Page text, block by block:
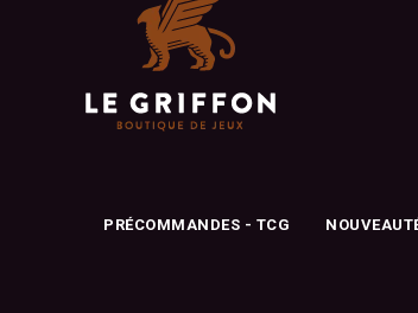
PRÉCOMMANDES - TCG